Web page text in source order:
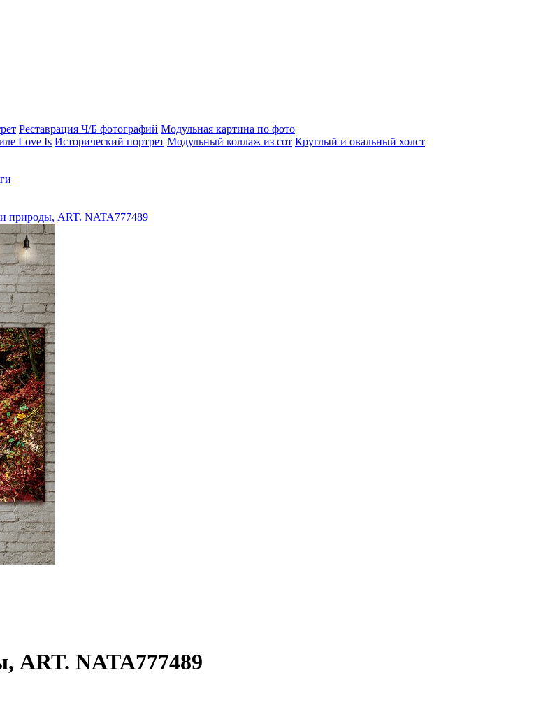
Реставрация Ч/Б фотографий Модульная картина по фото
Love Is Исторический портрет Модульный коллаж из сот Круглый и овальный холст
природы, ART. NATA777489
ART. NATA777489